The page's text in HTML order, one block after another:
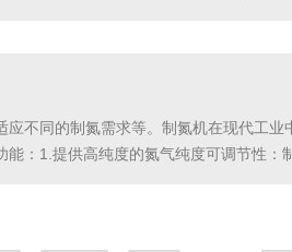
不同的制氮需求等。制氮机在现代工
：1.提供高纯度的氮气纯度可调节性